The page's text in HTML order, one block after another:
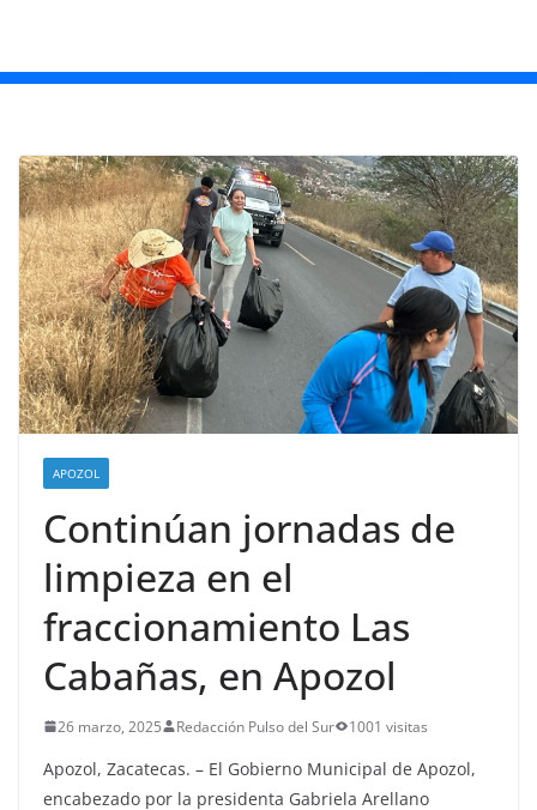
APOZOL
Continúan jornadas de
limpieza en el
fraccionamiento Las
Cabañas, en Apozol
26 marzo, 2025 Redacción Pulso del Sur 1001 visitas
Apozol, Zacatecas. – El Gobierno Municipal de Apozol,
encabezado por la presidenta Gabriela Arellano